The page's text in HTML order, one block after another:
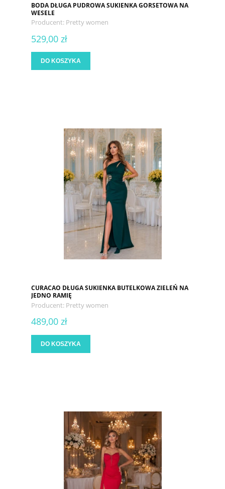
BODA DŁUGA PUDROWA SUKIENKA GORSETOWA NA
WESELE
Producent: Pretty women
529,00 zł
DO KOSZYKA
CURACAO DŁUGA SUKIENKA BUTELKOWA ZIELEŃ NA
JEDNO RAMIĘ
Producent: Pretty women
489,00 zł
DO KOSZYKA